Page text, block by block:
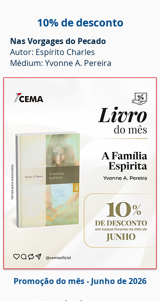
10% de desconto
Nas Vorgages do Pecado
Autor: Espírito Charles
Médium: Yvonne A. Pereira
Promoção do mês - Junho de 2026